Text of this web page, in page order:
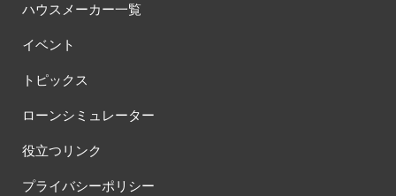
ハウスメーカー一覧
イベント
トピックス
ローンシミュレーター
役立つリンク
プライバシーポリシー